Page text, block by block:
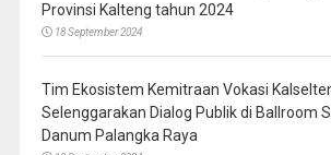
Provinsi Kalteng tahun 2024
18 September 2024
Tim Ekosistem Kemitraan Vokasi
Selenggarakan Dialog Publik di Ballroom
Danum Palangka Raya